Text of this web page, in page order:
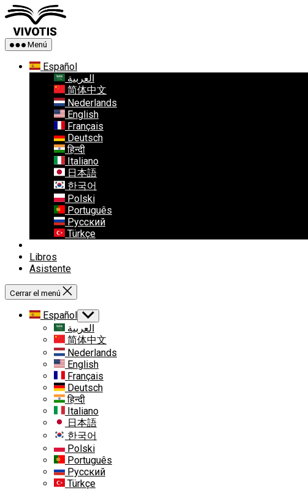
Saltar
al
contenido
Menú
Español
العربية
简体中文
Nederlands
English
Français
Deutsch
हिन्दी
Italiano
日本語
한국어
Polski
Português
Русский
Türkçe
Libros
Asistente
Cerrar el menú
Español Mostrar
el
submenúالعربية
简体中文
Nederlands
English
Français
Deutsch
हिन्दी
Italiano
日本語
한국어
Polski
Português
Русский
Türkçe